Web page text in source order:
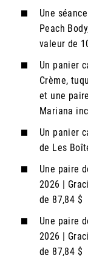
Une
Peach
valeur de
Un panier
Crème,
et une
Mariana
Un panier
de Les
Une paire
2026 |
de 87,84 $
Une paire
2026 |
de 87,84 $